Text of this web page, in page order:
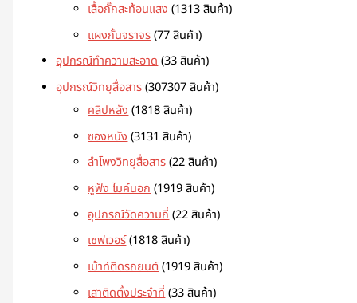
เสื้อกั๊กสะท้อนแสง 1313 สินค้า
แผงกั้นจราจร 77 สินค้า
อุปกรณ์ทำความสะอาด 33 สินค้า
อุปกรณ์วิทยุสื่อสาร 307307 สินค้า
คลิปหลัง 1818 สินค้า
ซองหนัง 3131 สินค้า
ลำโพงวิทยุสื่อสาร 22 สินค้า
หูฟัง ไมค์นอก 1919 สินค้า
อุปกรณ์วัดความถี่ 22 สินค้า
เซฟเวอร์ 1818 สินค้า
เม้าท์ติดรถยนต์ 1919 สินค้า
เสาติดตั้งประจำที่ 33 สินค้า